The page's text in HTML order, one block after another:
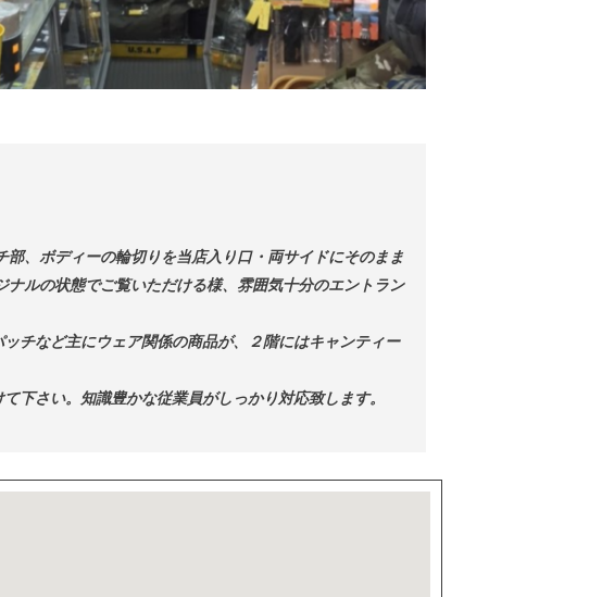
、ボディーの輪切りを当店入り口・両サイドにそのまま
ルの状態でご覧いただける様、雰囲気十分のエントラン
チなど主にウェア関係の商品が、２階にはキャンティー
下さい。知識豊かな従業員がしっかり対応致します。